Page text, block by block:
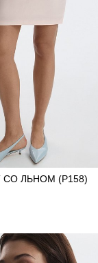
46 48
ЛЬНОМ (Р158)